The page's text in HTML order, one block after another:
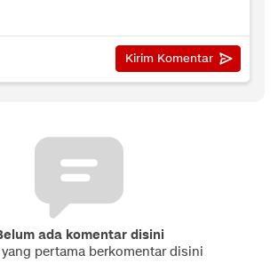
ada komentar disini
pertama berkomentar disini